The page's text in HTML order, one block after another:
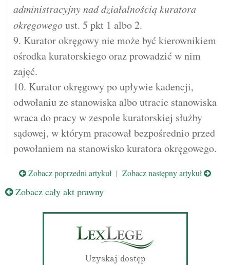
administracyjny nad działalnością kuratora
okręgowegoust. 5 pkt 1 albo 2.
9. Kurator okręgowy nie może być kierownikiem
ośrodka kuratorskiego oraz prowadzić w nim
zajęć.
10. Kurator okręgowy po upływie kadencji,
odwołaniu ze stanowiska albo utracie stanowiska
wraca do pracy w zespole kuratorskiej służby
sądowej, w którym pracował bezpośrednio przed
powołaniem na stanowisko kuratora okręgowego.
Zobacz poprzedni artykuł | Zobacz następny artykuł
Zobacz cały akt prawny
Uzyskaj dostęp